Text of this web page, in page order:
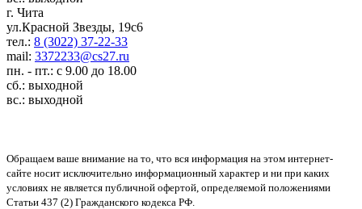
г. Чита
ул.Красной Звезды, 19с6
тел.: 8 (3022) 37-22-33
mail: 3372233@cs27.ru
пн. - пт.: с 9.00 до 18.00
сб.: выходной
вс.: выходной
Обращаем ваше внимание на то, что вся информация на этом интернет-
сайте носит исключительно информационный характер и ни при каких
условиях не является публичной офертой, определяемой положениями
Статьи 437 (2) Гражданского кодекса РФ.